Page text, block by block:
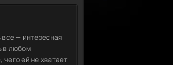
— интересная
в любом
ей не хватает